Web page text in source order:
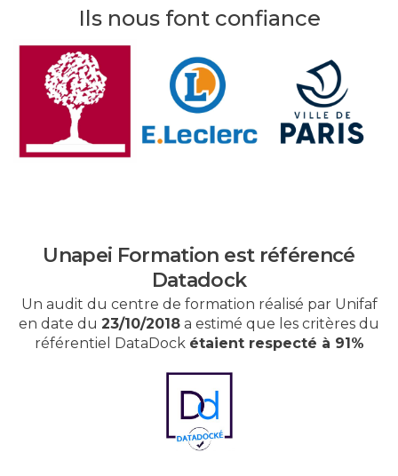
Ils nous font confiance
Unapei Formation est référencé
Datadock
Un audit du centre de formation réalisé par Unifaf
en date du 23/10/2018 a estimé que les critères du
référentiel DataDock étaient respecté à 91%